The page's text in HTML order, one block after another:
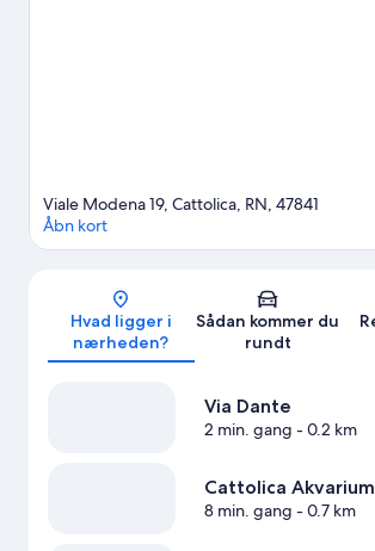
Kort
Viale Modena 19, Cattolica, RN, 47841
Åbn kort
Hvad ligger i
nærheden?
Sådan kommer du
rundt
Via Dante
2 min. gang - 0.2 km
Cattolica Akvarium
8 min. gang - 0.7 km